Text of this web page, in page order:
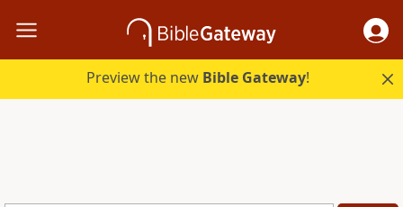
Preview the new Bible Gateway!